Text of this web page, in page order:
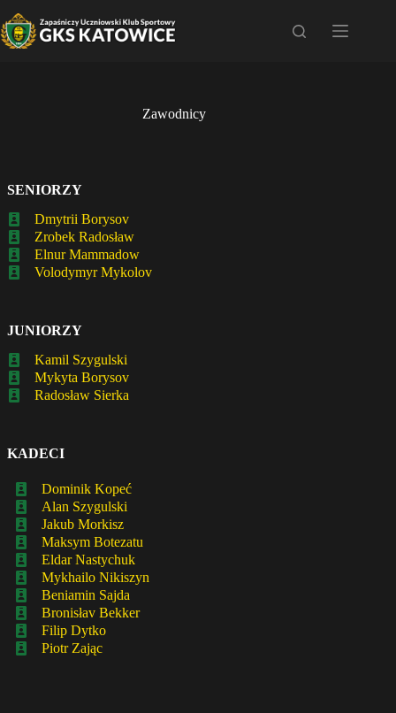
do
treści
Zawodnicy
SENIORZY
Dmytrii Borysov
Zrobek Radosław
Elnur Mammadow
Volodymyr Mykolov
JUNIORZY
Kamil Szygulski
Mykyta Borysov
Radosław Sierka
KADECI
Dominik Kopeć
Alan Szygulski
Jakub Morkisz
Maksym Botezatu
Eldar Nastychuk
Mykhailo Nikiszyn
Beniamin Sajda
Bronisłav Bekker
Filip Dytko
Piotr Zając